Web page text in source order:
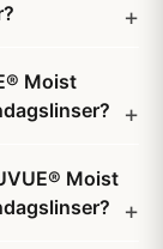
Moist
Moist